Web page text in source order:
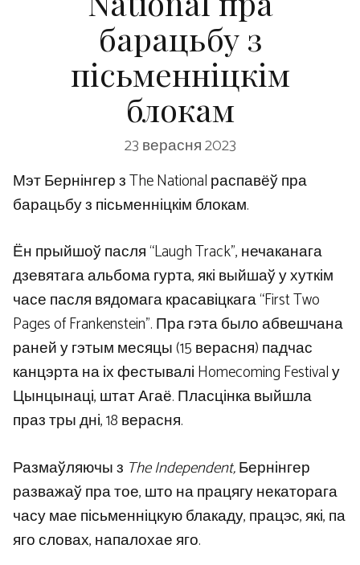
барацьбу з
пісьменніцкім
блокам
23 верасня 2023
Мэт Бернінгер з The National распавёў пра
барацьбу з пісьменніцкім блокам.
Ён прыйшоў пасля “Laugh Track”, нечаканага
дзевятага альбома гурта, які выйшаў у хуткім
часе пасля вядомага красавіцкага “First Two
Pages of Frankenstein”. Пра гэта было абвешчана
раней у гэтым месяцы (15 верасня) падчас
канцэрта на іх фестывалі Homecoming Festival у
Цынцынаці, штат Агаё. Пласцінка выйшла
праз тры дні, 18 верасня.
Размаўляючы з The Independent,Бернінгер
разважаў пра тое, што на працягу некаторага
часу мае пісьменніцкую блакаду, працэс, які, па
яго словах, напалохае яго.